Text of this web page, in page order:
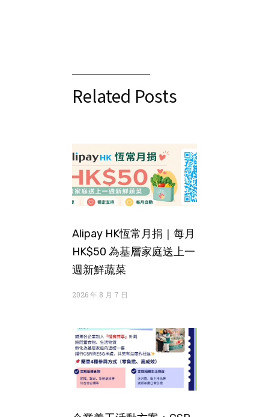
Related Posts
Alipay HK恆常月捐｜每月
HK$50 為基層家庭送上一
週新鮮蔬菜
2026 年 8 月 7 日